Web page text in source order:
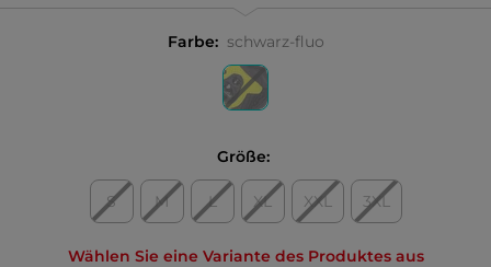
Farbe: schwarz-fluo
Größe:
S M L XL XXL 3XL
Wählen Sie eine Variante des Produktes aus